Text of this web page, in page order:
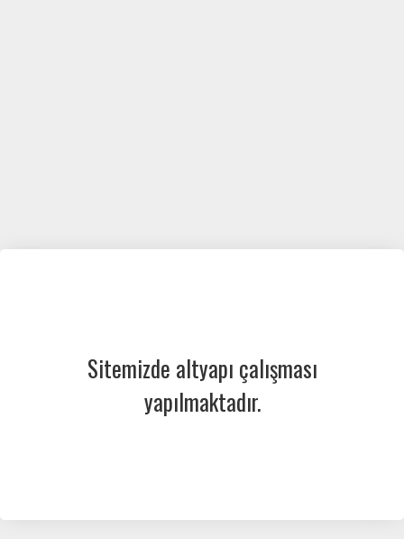
Sitemizde altyapı çalışması
yapılmaktadır.